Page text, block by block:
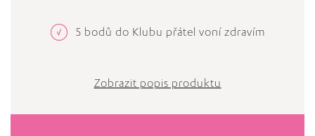
5 bodů do Klubu přátel voní zdravím
Zobrazit popis produktu